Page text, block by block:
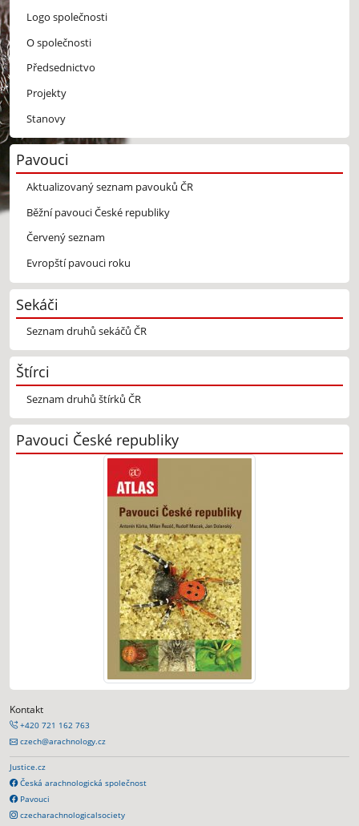
Logo společnosti
O společnosti
Předsednictvo
Projekty
Stanovy
Pavouci
Aktualizovaný seznam pavouků ČR
Běžní pavouci České republiky
Červený seznam
Evropští pavouci roku
Sekáči
Seznam druhů sekáčů ČR
Štírci
Seznam druhů štírků ČR
Pavouci České republiky
Kontakt
+420 721 162 763
czech@arachnology.cz
Justice.cz
Česká arachnologická společnost
Pavouci
czecharachnologicalsociety